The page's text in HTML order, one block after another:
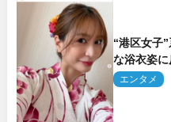
“港区女子
な浴衣姿に
エンタメ